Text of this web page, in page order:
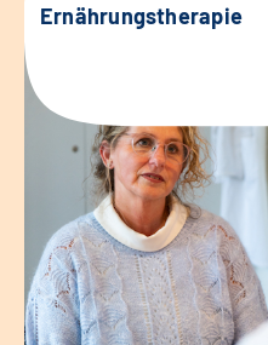
Ernährungstherapie